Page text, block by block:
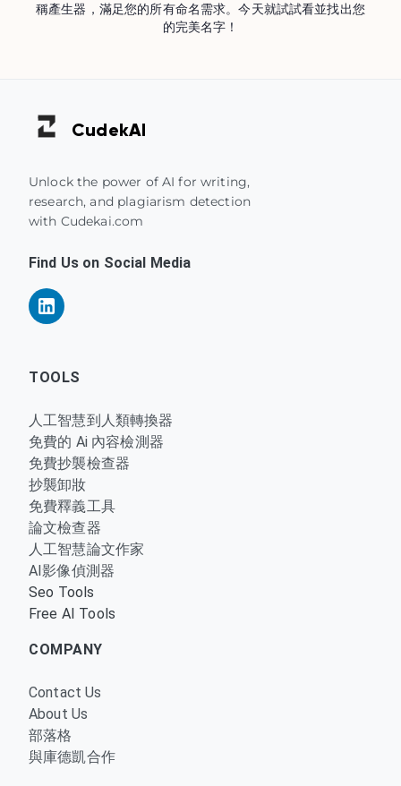
稱產生器，滿足您的所有命名需求。今天就試試看並找出您
的完美名字！
CudekAI
Unlock the power of AI for writing,
research, and plagiarism detection
with Cudekai.com
Find Us on Social Media
TOOLS
人工智慧到人類轉換器
免費的 Ai 內容檢測器
免費抄襲檢查器
抄襲卸妝
免費釋義工具
論文檢查器
人工智慧論文作家
AI影像偵測器
Seo Tools
Free AI Tools
COMPANY
Contact Us
About Us
部落格
與庫德凱合作